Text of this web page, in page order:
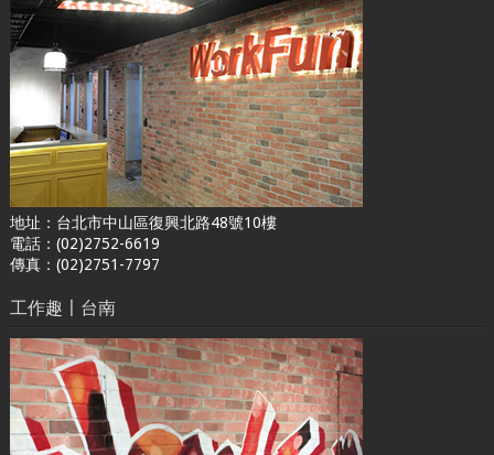
地址：台北市中山區復興北路48號10樓
電話：(02)2752-6619
傳真：(02)2751-7797
工作趣〡台南